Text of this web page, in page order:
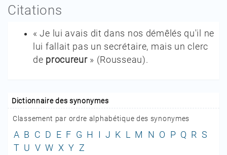
Citations
« Je lui avais dit dans nos démêlés qu'il ne
lui fallait pas un secrétaire, mais un clerc
de procureur» (Rousseau).
Dictionnaire des synonymes
Classement par ordre alphabétique des synonymes
A B C D E F G H I J K L M N O P Q R S
T U V W X Y Z